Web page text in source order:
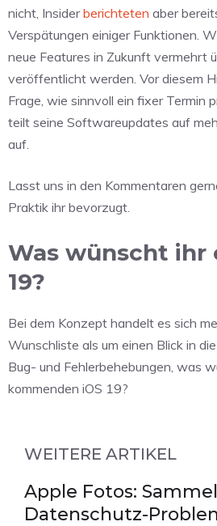
nicht, Insiderberichteten aber
Verspätungen einiger Funktionen.
neue Features in Zukunft vermehrt
veröffentlicht werden. Vor diesem
Frage, wie sinnvoll ein fixer Termin
teilt seine Softwareupdates auf
auf.
Lasst uns in den Kommentaren
Praktik ihr bevorzugt.
Was wünscht ihr
19?
Bei dem Konzept handelt es sich
Wunschliste als um einen Blick in
Bug- und Fehlerbehebungen, was
kommenden iOS 19?
WEITERE ARTIKEL
Apple Fotos:
Datenschutz-